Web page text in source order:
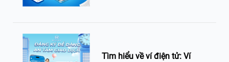
Tìm hiểu về ví điện tử: Ví